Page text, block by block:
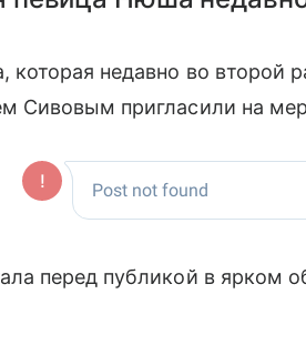
недавно во второй
Сивовым пригласили на
перед публикой в ярком